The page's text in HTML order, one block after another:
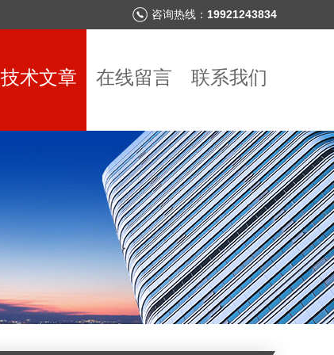
咨询热线： 19921243834
技术文章 在线留言 联系我们